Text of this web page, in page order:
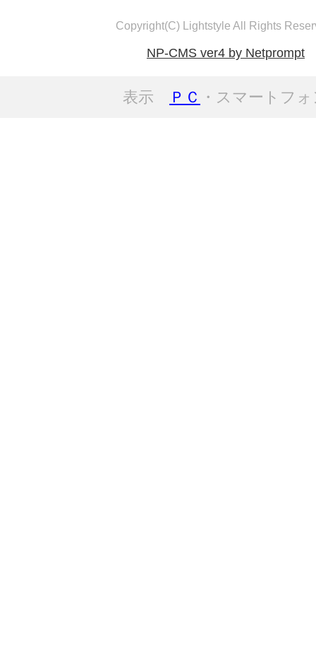
Copyright(C) Lightstyle All Rights
NP-CMS ver4 by Netprompt
表示 ＰＣ ・スマートフ